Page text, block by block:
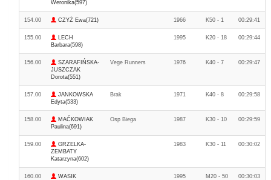
Weronika(597)
154.00 CZYŻ Ewa(721) 1966 K50 - 1 00:29:41
155.00
LECH
Barbara(598)
1995 K20 - 18 00:29:44
156.00
SZARAFIŃSKA-
JUSZCZAK
Dorota(551)
Vege Runners 1976 K40 - 7 00:29:47
157.00
JANKOWSKA
Edyta(533)
Brak 1971 K40 - 8 00:29:58
158.00
MAĆKOWIAK
Paulina(691)
Osp Biega 1987 K30 - 10 00:29:59
159.00
GRZELKA-
ZEMBATY
Katarzyna(602)
1983 K30 - 11 00:30:02
160.00
WASIK
1995 M20 - 50 00:30:03